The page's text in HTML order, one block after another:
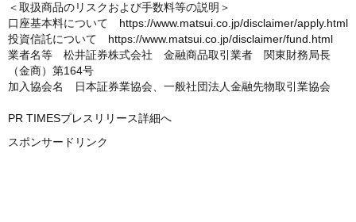
＜取扱商品のリスクおよび手数料等の説明＞
口座基本料について https://www.matsui.co.jp/disclaimer/apply.html
投資信託について https://www.matsui.co.jp/disclaimer/fund.html
業者名等 松井証券株式会社 金融商品取引業者 関東財務局長
（金商）第164号
加入協会名 日本証券業協会、一般社団法人金融先物取引業協会
PR TIMESプレスリリース詳細へ
スポンサードリンク